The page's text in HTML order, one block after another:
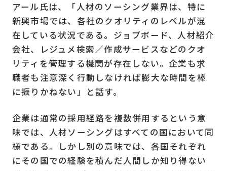
アール氏は、「人材のソーシング業界は、特に
新興市場では、各社のクオリティのレベルが混
在している状況である。ジョブボード、人材紹介
会社、レジュメ検索／作成サービスなどのクオ
リティを管理する機関が存在しない。企業も求
職者も注意深く行動しなければ膨大な時間を棒
に振りかねない」と話す。
企業は通常の採用経路を複数併用するという意
味では、人材ソーシングはすべての国において同
様である。しかし別の意味では、各国それぞれ
にその国での経験を積んだ人間しか知り得ない